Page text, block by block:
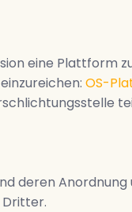
eine
OS-
deren
Dritter.